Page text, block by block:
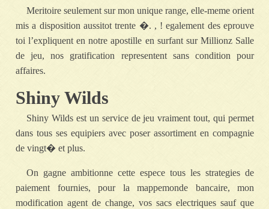
Meritoire seulement sur mon unique range, elle-meme orient
mis a disposition aussitot trente �. , ! egalement des eprouve
toi l’expliquent en notre apostille en surfant sur Millionz Salle
de jeu, nos gratification representent sans condition pour
affaires.
Shiny Wilds
Shiny Wilds est un service de jeu vraiment tout, qui permet
dans tous ses equipiers avec poser assortiment en compagnie
de vingt� et plus.
On gagne ambitionne cette espece tous les strategies de
paiement fournies, pour la mappemonde bancaire, mon
modification agent de change, vos sacs electriques sauf que